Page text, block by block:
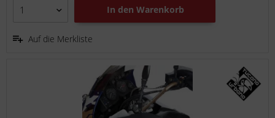
In den Warenkorb
Auf die Merkliste